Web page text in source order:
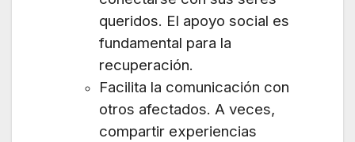
queridos. El apoyo social es
fundamental para la
recuperación.
Facilita la comunicación con
otros afectados. A veces,
compartir experiencias